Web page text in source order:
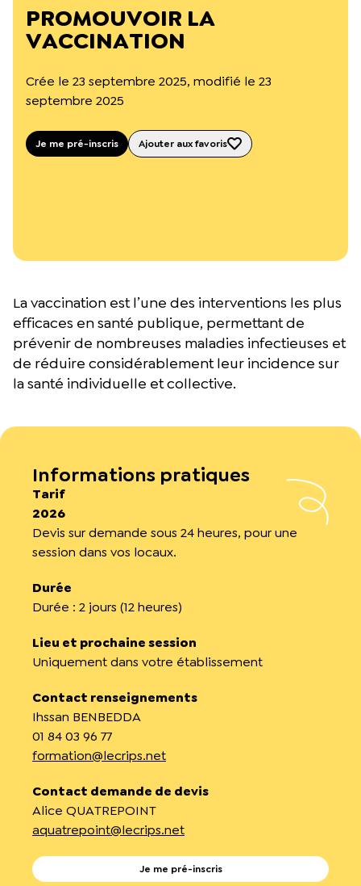
Notre documentation
Podcast 🎙️
Webinaires
Rapports d’activité et financiers
Projets réalisés avec nos partenaires
PROMOUVOIR LA
VACCINATION
Crée le 23 septembre 2025, modifié le 23
septembre 2025
Je me pré-inscris Ajouter aux favoris
La vaccination est l’une des interventions les plus
efficaces en santé publique, permettant de
prévenir de nombreuses maladies infectieuses et
de réduire considérablement leur incidence sur
la santé individuelle et collective.
Informations pratiques
Tarif
2026
Devis sur demande sous 24 heures, pour une
session dans vos locaux.
Durée
Durée : 2 jours (12 heures)
Lieu et prochaine session
Uniquement dans votre établissement
Contact renseignements
Ihssan BENBEDDA
01 84 03 96 77
formation@lecrips.net
Contact demande de devis
Alice QUATREPOINT
aquatrepoint@lecrips.net
Je me pré-inscris